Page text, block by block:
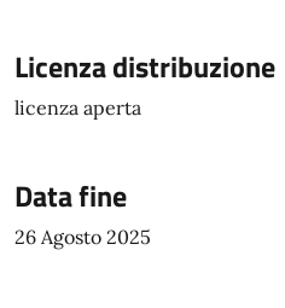
Licenza distribuzione
licenza aperta
Data fine
26 Agosto 2025